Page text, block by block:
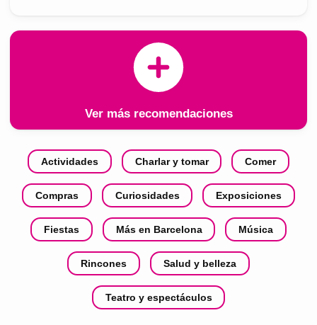
Ver más recomendaciones
Actividades Charlar y tomar Comer
Compras Curiosidades Exposiciones
Fiestas Más en Barcelona Música
Rincones Salud y belleza
Teatro y espectáculos